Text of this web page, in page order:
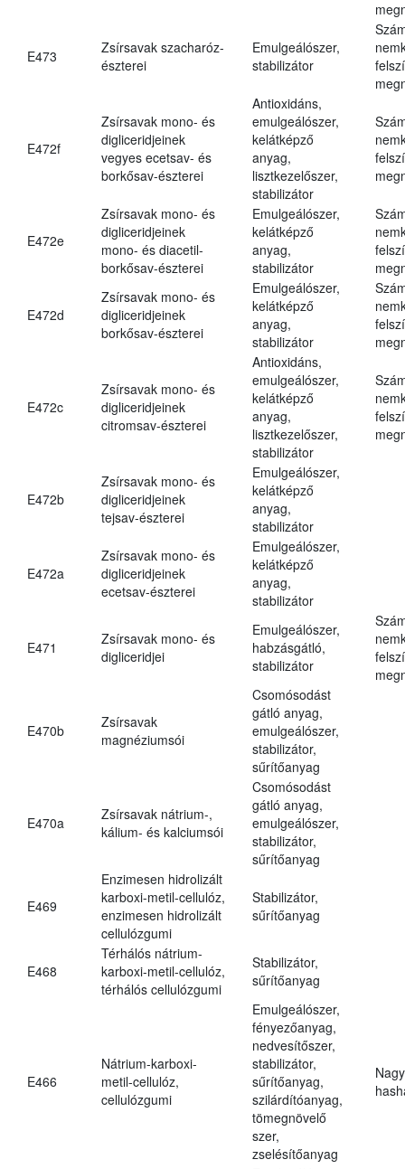
E473
Zsírsavak szacharóz-
észterei
Emulgeálószer,
stabilizátor
E472f
Zsírsavak mono- és
digliceridjeinek
vegyes ecetsav- és
borkősav-észterei
Antioxidáns,
emulgeálószer,
kelátképző
anyag,
lisztkezelőszer,
stabilizátor
E472e
Zsírsavak mono- és
digliceridjeinek
mono- és diacetil-
borkősav-észterei
Emulgeálószer,
kelátképző
anyag,
stabilizátor
E472d
Zsírsavak mono- és
digliceridjeinek
borkősav-észterei
Emulgeálószer,
kelátképző
anyag,
stabilizátor
E472c
Zsírsavak mono- és
digliceridjeinek
citromsav-észterei
Antioxidáns,
emulgeálószer,
kelátképző
anyag,
lisztkezelőszer,
stabilizátor
E472b
Zsírsavak mono- és
digliceridjeinek
tejsav-észterei
Emulgeálószer,
kelátképző
anyag,
stabilizátor
E472a
Zsírsavak mono- és
digliceridjeinek
ecetsav-észterei
Emulgeálószer,
kelátképző
anyag,
stabilizátor
E471
Zsírsavak mono- és
digliceridjei
Emulgeálószer,
habzásgátló,
stabilizátor
E470b
Zsírsavak
magnéziumsói
Csomósodást
gátló anyag,
emulgeálószer,
stabilizátor,
sűrítőanyag
E470a
Zsírsavak nátrium-,
kálium- és kalciumsói
Csomósodást
gátló anyag,
emulgeálószer,
stabilizátor,
sűrítőanyag
E469
Enzimesen hidrolizált
karboxi-metil-cellulóz,
enzimesen hidrolizált
cellulózgumi
Stabilizátor,
sűrítőanyag
E468
Térhálós nátrium-
karboxi-metil-cellulóz,
térhálós cellulózgumi
Stabilizátor,
sűrítőanyag
E466
Nátrium-karboxi-
metil-cellulóz,
cellulózgumi
Emulgeálószer,
fényezőanyag,
nedvesítőszer,
stabilizátor,
sűrítőanyag,
szilárdítóanyag,
tömegnövelő
szer,
zselésítőanyag